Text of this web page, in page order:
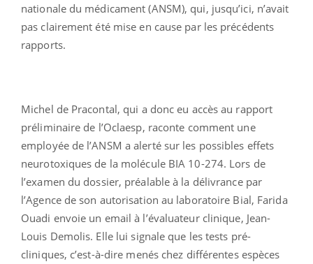
nationale du médicament (ANSM), qui, jusqu’ici, n’avait
pas clairement été mise en cause par les précédents
rapports.
Michel de Pracontal, qui a donc eu accès au rapport
préliminaire de l’Oclaesp, raconte comment une
employée de l’ANSM a alerté sur les possibles effets
neurotoxiques de la molécule BIA 10-274. Lors de
l’examen du dossier, préalable à la délivrance par
l’Agence de son autorisation au laboratoire Bial, Farida
Ouadi envoie un email à l’évaluateur clinique, Jean-
Louis Demolis. Elle lui signale que les tests pré-
cliniques, c’est-à-dire menés chez différentes espèces